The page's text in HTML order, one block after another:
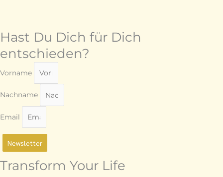
Hast Du Dich für Dich
entschieden?
Vorname
Nachname
Email
Newsletter
Transform Your Life